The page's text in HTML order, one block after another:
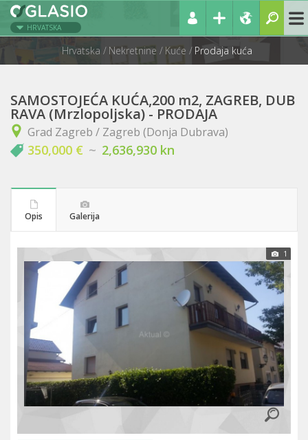
HRVATSKA
Hrvatska Nekretnine Kuće Prodaja kuća
SAMOSTOJEĆA KUĆA,200 m2, ZAGREB, DUB
RAVA (Mrzlopoljska) - PRODAJA
Grad Zagreb / Zagreb (Donja Dubrava)
350,000 € ~ 2,636,930 kn
Opis Galerija
1